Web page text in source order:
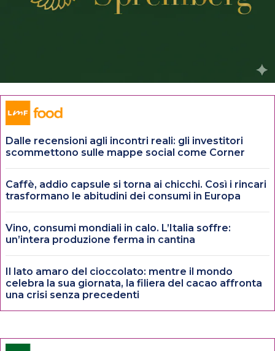
Dalle recensioni agli incontri reali: gli investitori
scommettono sulle mappe social come Corner
Caffè, addio capsule si torna ai chicchi. Così i rincari
trasformano le abitudini dei consumi in Europa
Vino, consumi mondiali in calo. L’Italia soffre:
un’intera produzione ferma in cantina
Il lato amaro del cioccolato: mentre il mondo
celebra la sua giornata, la filiera del cacao affronta
una crisi senza precedenti